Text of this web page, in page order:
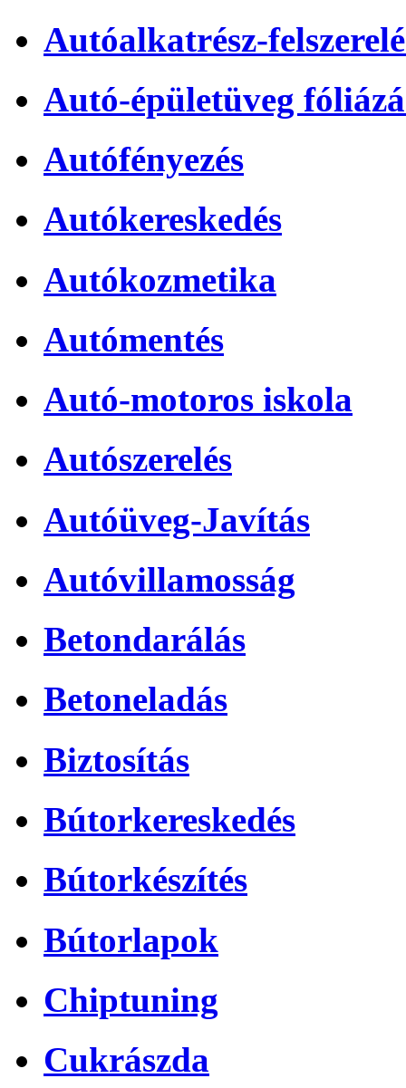
Autóalkatrész-
Autó-épületüveg
Autófényezés
Autókereskedés
Autókozmetika
Autómentés
Autó-motoros iskola
Autószerelés
Autóüveg-Javítás
Autóvillamosság
Betondarálás
Betoneladás
Biztosítás
Bútorkereskedés
Bútorkészítés
Bútorlapok
Chiptuning
Cukrászda